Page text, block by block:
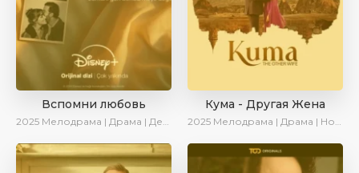
Вспомни любовь
2025 Мелодрама | Драма | Детектив | Комедия | Новинки | Сериалы 2025
Кума - Другая Жена
2025 Мелодрама | Драма | Новинки | Сериалы 2025